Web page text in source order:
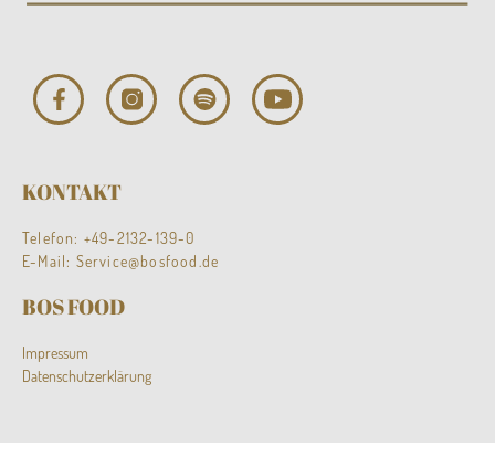
KONTAKT
Telefon: +49-2132-139-0
E-Mail: Service@bosfood.de
BOS FOOD
Impressum
Datenschutzerklärung